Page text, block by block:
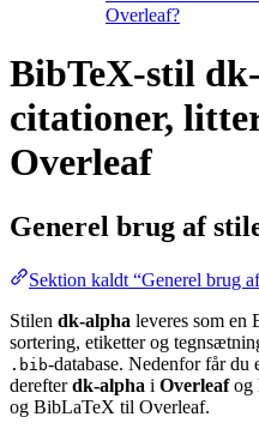
Overleaf?
BibTeX-stil
citationer,
Overleaf
Generel brug af
Sektion kaldt “Generel brug
Stilen dk-alpha leveres som en
sortering, etiketter og
.bib-database. Nedenfor får
derefterdk-alpha i Overleafog
og BibLaTeX til Overleaf.